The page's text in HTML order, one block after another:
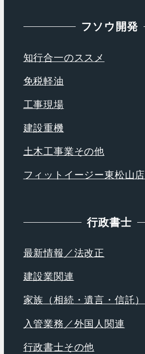
フソウ開発
知行合一のススメ
免税軽油
工事現場
建設重機
土木工事業その他
フィットイージー東松山店
行政書士
最新情報／法改正
建設業関連
家族（相続・遺言・信託）
入管業務／外国人関連
行政書士その他